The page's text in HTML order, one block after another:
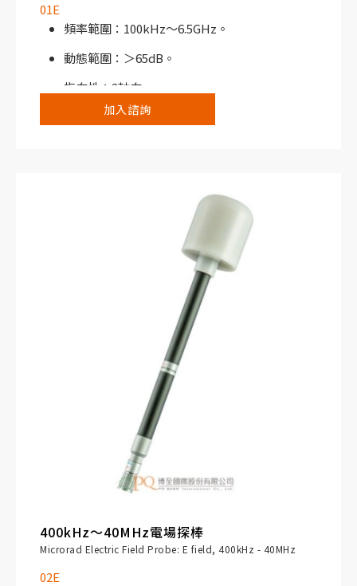
01E
頻率範圍：100kHz～6.5GHz。
動態範圍：＞65dB。
指向性：3軸向。
搭配NHT310寬頻電磁場分析儀或NHT3D選頻/
頻產生器、核磁共振機；發電廠及相關的維護與
控制系統；敏感場所（醫院）；鐵路及往返運輸
測量系統；無線電信系統例如行動電話基地台、
衛星通信設備、廣播設備、WiFi、Wi-Max及
加入諮詢
400kHz～40MHz電場探棒
Microrad Electric Field Probe: E field, 400kHz - 40MHz
02E